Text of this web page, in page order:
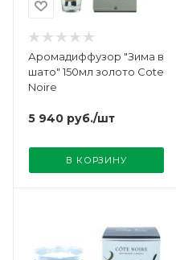
Аромадиффузор "Зима в
шато" 150мл золото Cote
Noire
5 940 руб./шт
В КОРЗИНУ